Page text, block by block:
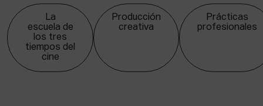
La
escuela de
los tres
tiempos del
cine
Producción
creativa
Prácticas
profesionales